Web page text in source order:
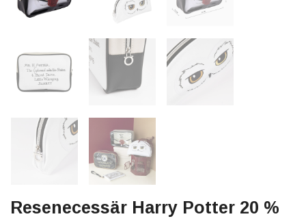
Resenecessär Harry Potter 20 %